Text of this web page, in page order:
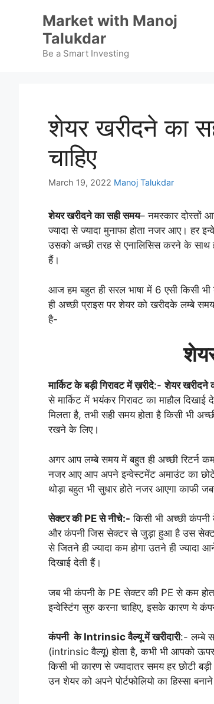
Market with Manoj
Talukdar
Be a Smart Investing
शेयर खरीदने का
चाहिए
March 19, 2022 Manoj Talukdar
शेयर खरीदने का सही समय– नमस्कार दोस्तों
ज्यादा से ज्यादा मुनाफा होता नजर आए। हर
उसको अच्छी तरह से एनालिसिस करने के साथ
हैं।
आज हम बहुत ही सरल भाषा में 6 एसी किसी भी
ही अच्छी प्राइस पर शेयर को खरीदके लम्बे
है-
मार्किट के बड़ी गिरावट में ख़रीदे:-शेयर खरीदने
से मार्किट में भयंकर गिरावट का माहौल
मिलता है, तभी सही समय होता है किसी भी
रखने के लिए।
अगर आप लम्बे समय में बहुत ही अच्छी रिटर्न
नजर आए आप अपने इन्वेस्टमेंट अमाउंट का छोटे
थोड़ा बहुत भी सुधार होते नजर आएगा काफी
सेक्टर की PE से नीचे:- किसी भी अच्छी
और कंपनी जिस सेक्टर से जुड़ा हुआ है उस
से जितने ही ज्यादा कम होगा उतने ही ज्यादा
दिखाई देती हैं।
जब भी कंपनी के PE सेक्टर की PE से कम
इन्वेस्टिंग सुरु करना चाहिए, इसके कारण ये
कंपनी के Intrinsic वैल्यू में खरीदारी:- लम्बे
(intrinsic वैल्यू) होता है, कभी भी आपको
किसी भी कारण से ज्यादातर समय हर छोटी
उन शेयर को अपने पोर्टफोलियो का हिस्सा